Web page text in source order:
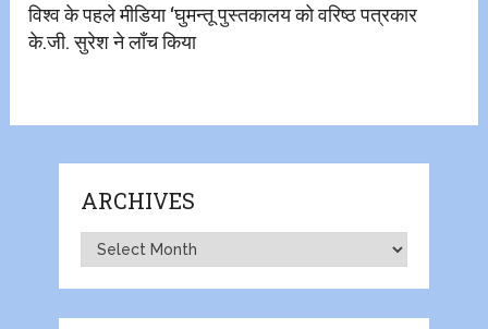
विश्व के पहले मीडिया ‘घुमन्तू पुस्तकालय को वरिष्ठ पत्रकार
के.जी. सुरेश ने लाँच किया
ARCHIVES
Archives